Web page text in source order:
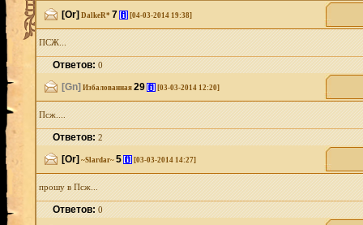
[Or] DalkeR* 7 [i] [04-03-2014 19:38]
ПСЖ...
Ответов:0
[Gn] Избалованная 29 [i] [03-03-2014 12:20]
Псж....
Ответов:2
[Or] ~Slardar~ 5 [i] [03-03-2014 14:27]
прошу в Псж...
Ответов:0